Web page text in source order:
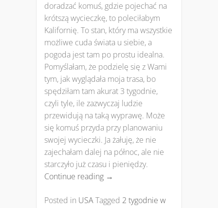
doradzać komuś, gdzie pojechać na
krótszą wycieczkę, to poleciłabym
Kalifornię. To stan, który ma wszystkie
możliwe cuda świata u siebie, a
pogoda jest tam po prostu idealna.
Pomyślałam, że podzielę się z Wami
tym, jak wyglądała moja trasa, bo
spędziłam tam akurat 3 tygodnie,
czyli tyle, ile zazwyczaj ludzie
przewidują na taką wyprawę. Może
się komuś przyda przy planowaniu
swojej wycieczki. Ja żałuję, że nie
zajechałam dalej na północ, ale nie
starczyło już czasu i pieniędzy.
Continue reading →
Posted in USATagged 2 tygodnie w